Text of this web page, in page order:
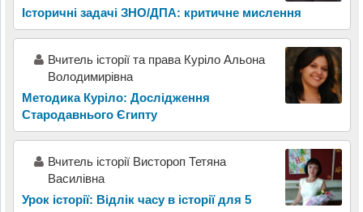
Історичні задачі ЗНО/ДПА: критичне мислення
Вчитель історії та права Куріло Альона
Володимирівна
Методика Куріло: Дослідження
Стародавнього Єгипту
Вчитель історії Вистороп Тетяна
Василівна
Урок історії: Відлік часу в історії для 5